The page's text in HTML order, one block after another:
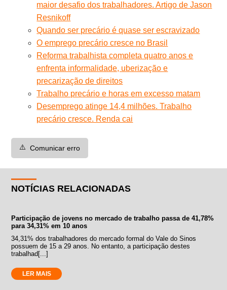
maior desafio dos trabalhadores. Artigo de Jason
Resnikoff
Quando ser precário é quase ser escravizado
O emprego precário cresce no Brasil
Reforma trabalhista completa quatro anos e
enfrenta informalidade, uberização e
precarização de direitos
Trabalho precário e horas em excesso matam
Desemprego atinge 14,4 milhões. Trabalho
precário cresce. Renda cai
⚠️ Comunicar erro
NOTÍCIAS RELACIONADAS
Participação de jovens no mercado de trabalho passa de 41,78%
para 34,31% em 10 anos
34,31% dos trabalhadores do mercado formal do Vale do Sinos
possuem de 15 a 29 anos. No entanto, a participação destes
trabalhad[...]
LER MAIS